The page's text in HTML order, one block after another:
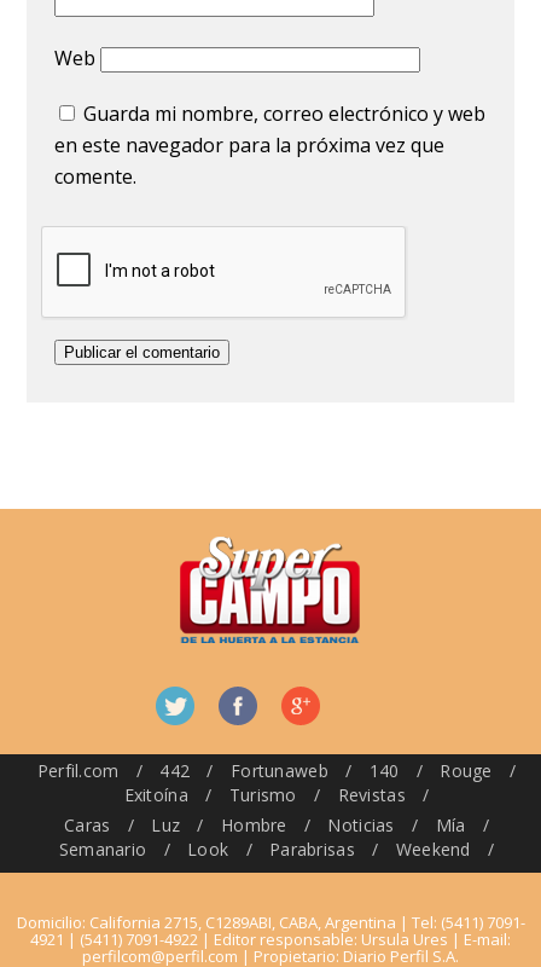
Web
Guarda mi nombre, correo electrónico y web
en este navegador para la próxima vez que
comente.
Perfil.com / 442 / Fortunaweb / 140 / Rouge
/
Exitoína
/ Turismo / Revistas
/
Caras
/ Luz / Hombre / Noticias / Mía
/
Semanario
/ Look / Parabrisas / Weekend /
Domicilio: California 2715, C1289ABI, CABA, Argentina | Tel: (5411) 7091-
4921 | (5411) 7091-4922 | Editor responsable: Ursula Ures | E-mail:
perfilcom@perfil.com | Propietario: Diario Perfil S.A.